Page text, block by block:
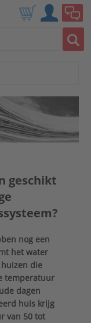
geschikt
nog een
het water
die
temperatuur
dagen
huis krijg
van 50 tot